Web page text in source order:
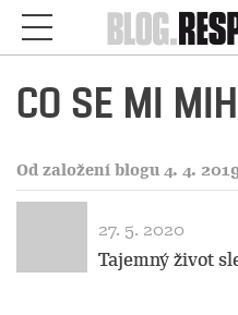
CO SE MI
Od založení blogu 4. 4.
27. 5. 2020
Tajemný život